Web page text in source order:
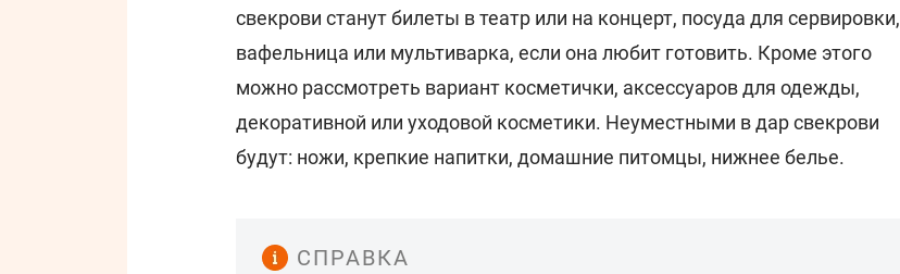
свекрови станут билеты в театр или на концерт, посуда для сервировки,
вафельница или мультиварка, если она любит готовить. Кроме этого
можно рассмотреть вариант косметички, аксессуаров для одежды,
декоративной или уходовой косметики. Неуместными в дар свекрови
будут: ножи, крепкие напитки, домашние питомцы, нижнее белье.
СПРАВКА